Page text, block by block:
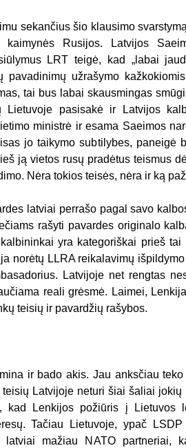
sekančius šio klausimo
Rusijos. Latvijos
LRT teigė, kad „labai
užrašymo
tai bus labai skausmingas
Lietuvoje pasisakė ir Latvijos
ministrė ir esama Saeimos
jo taikymo subtilybes, paneigė
ją vietos rusų pradėtus teismus
Nėra tokios teisės, nėra ir ką
latviai perrašo pagal savo
rašyti pavardes originalo
yra kategoriškai prieš tai
norėtų LLRA reikalavimų
Latvijoje net rengtas
reali grėsmė. Laimei,
teisių ir pavardžių rašybos.
ir bado akis. Jau anksčiau
Latvijoje neturi šiai šaliai jokių
kad Lenkijos požiūris į Lietuvos
Tačiau Lietuvoje, ypač
mažiau NATO partneriai,